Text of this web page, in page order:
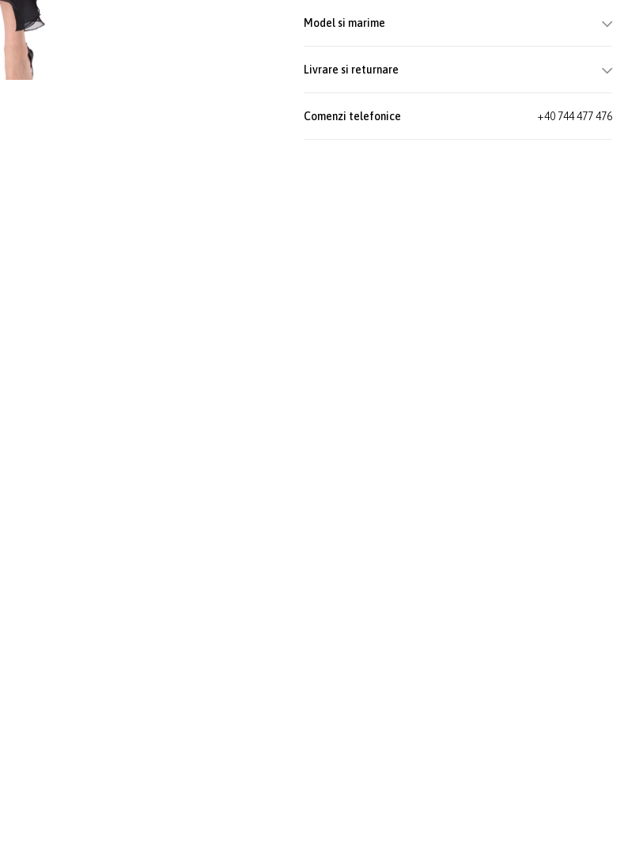
Model si marime
Livrare si returnare
Comenzi telefonice +40 744 477 476